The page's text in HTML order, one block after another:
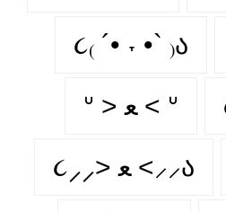
૮₍ ´• ˕ •` ₎ა
ᐡ > ﻌ < ᐡ
૮⸝⸝> ﻌ <⸝⸝ა